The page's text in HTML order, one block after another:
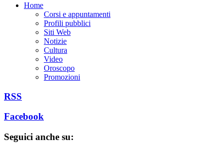
Home
Corsi e appuntamenti
Profili pubblici
Siti Web
Notizie
Cultura
Video
Oroscopo
Promozioni
RSS
Facebook
Seguici anche su: